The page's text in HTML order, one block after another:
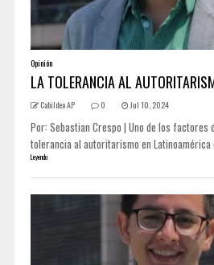
Opinión
LA TOLERANCIA AL
Cabildeo AP 0 Jul 10, 2024
Por: Sebastian Crespo | Uno de los factores
tolerancia al autoritarismo en Latinoamérica
Leyendo